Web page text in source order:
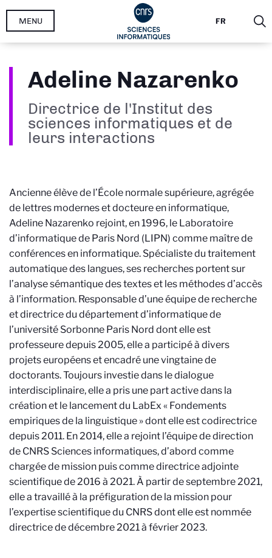
Aller
FR
MENU
Adeline Nazarenko
Directrice de l'Institut des
sciences informatiques et de
leurs interactions
Ancienne élève de l’École normale supérieure, agrégée
de lettres modernes et docteure en informatique,
Adeline Nazarenko rejoint, en 1996, le Laboratoire
d’informatique de Paris Nord (LIPN) comme maître de
conférences en informatique. Spécialiste du traitement
automatique des langues, ses recherches portent sur
l’analyse sémantique des textes et les méthodes d’accès
à l’information. Responsable d’une équipe de recherche
et directrice du département d’informatique de
l’université Sorbonne Paris Nord dont elle est
professeure depuis 2005, elle a participé à divers
projets européens et encadré une vingtaine de
doctorants. Toujours investie dans le dialogue
interdisciplinaire, elle a pris une part active dans la
création et le lancement du LabEx « Fondements
empiriques de la linguistique » dont elle est codirectrice
depuis 2011. En 2014, elle a rejoint l’équipe de direction
de CNRS Sciences informatiques, d’abord comme
chargée de mission puis comme directrice adjointe
scientifique de 2016 à 2021. À partir de septembre 2021,
elle a travaillé à la préfiguration de la mission pour
l’expertise scientifique du CNRS dont elle est nommée
directrice de décembre 2021 à février 2023.